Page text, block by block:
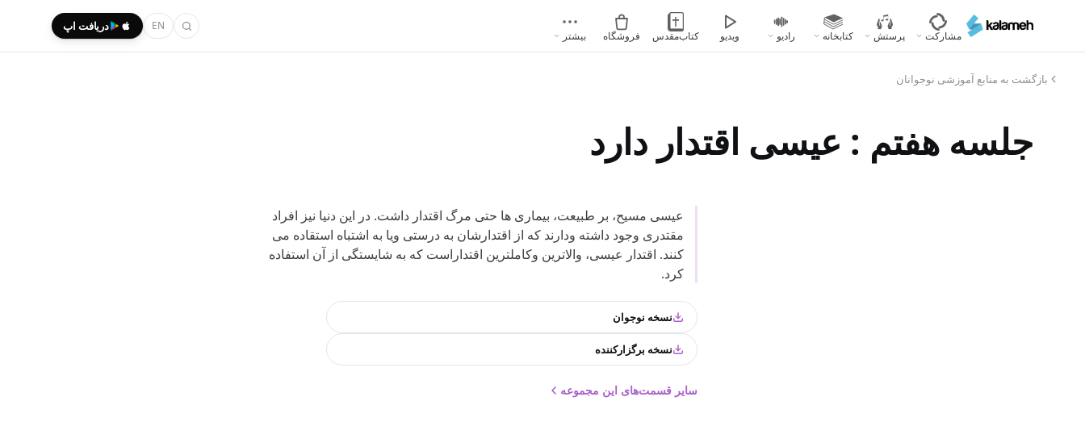
محتوای
مشارکت پرستش کتابخانه رادیو ویدیو کتاب‌مقدس فروشگاه بیشتر
EN دریافت اپ
بازگشت به منابع آموزشی نوجوانان
جلسه هفتم : عیسی اقتدار دارد
عیسی مسیح، بر طبیعت، بیماری ها حتی مرگ اقتدار داشت. در این دنیا نیز افراد
مقتدری وجود داشته ودارند که از اقتدارشان به درستی ویا به اشتباه استقاده می
کنند. اقتدار عیسی، والاترین وکاملترین اقتداراست که به شایستگی از آن استفاده
کرد.
نسخه نوجوان
نسخه برگزارکننده
سایر قسمت‌های این مجموعه